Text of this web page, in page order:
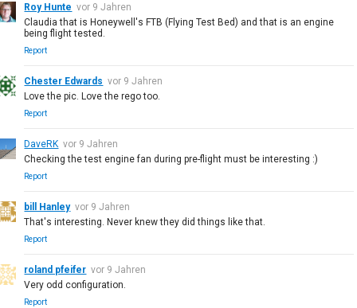
Roy Hunte vor 9 Jahren
Claudia that is Honeywell's FTB (Flying Test Bed) and that is an engine
being flight tested.
Report
Chester Edwards vor 9 Jahren
Love the pic. Love the rego too.
Report
DaveRK vor 9 Jahren
Checking the test engine fan during pre-flight must be interesting :)
Report
bill Hanley vor 9 Jahren
That's interesting. Never knew they did things like that.
Report
roland pfeifer vor 9 Jahren
Very odd configuration.
Report